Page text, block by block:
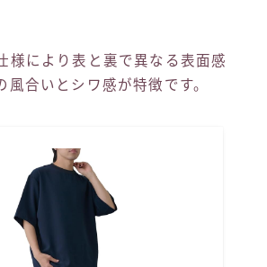
様により表と裏で異なる表面感
風合いとシワ感が特徴です。